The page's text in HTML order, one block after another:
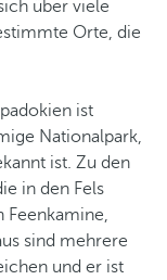
über viele
Orte, die
ist
Nationalpark,
ist. Zu den
in den Fels
Feenkamine,
sind mehrere
und er ist